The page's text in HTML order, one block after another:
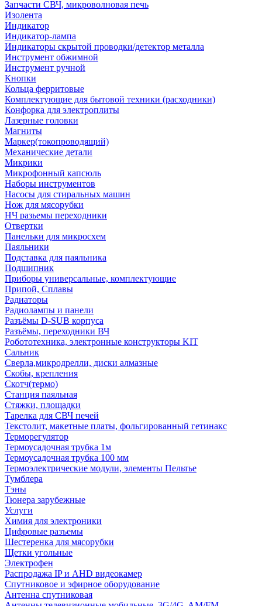
Запчасти СВЧ, микроволновая печь
Изолента
Индикатор
Индикатор-лампа
Индикаторы скрытой проводки/детектор металла
Инструмент обжимной
Инструмент ручной
Кнопки
Кольца ферритовые
Комплектующие для бытовой техники (расходники)
Конфорка для электроплиты
Лазерные головки
Магниты
Маркер(токопроводящий)
Механические детали
Микрики
Микрофонный капсюль
Наборы инструментов
Насосы для стиральных машин
Нож для мясорубки
НЧ разьемы переходники
Отвертки
Панельки для микросхем
Паяльники
Подставка для паяльника
Подшипник
Приборы универсальные, комплектующие
Припой, Сплавы
Радиаторы
Радиолампы и панели
Разъёмы D-SUB корпуса
Разъёмы, переходники ВЧ
Робототехника, электронные конструкторы KIT
Сальник
Сверла,микродрелли, диски алмазные
Скобы, крепления
Скотч(термо)
Станция паяльная
Стяжки, площадки
Тарелка для СВЧ печей
Текстолит, макетные платы, фольгированный гетинакс
Терморегулятор
Термоусадочная трубка 1м
Термоусадочная трубка 100 мм
Термоэлектрические модули, элементы Пельтье
Тумблера
Тэны
Тюнера зарубежные
Услуги
Химия для электроники
Цифровые разъемы
Шестеренка для мясорубки
Щетки угольные
Электрофен
Распродажа IP и AHD видеокамер
Спутниковое и эфирное оборудование
Антенна спутниковая